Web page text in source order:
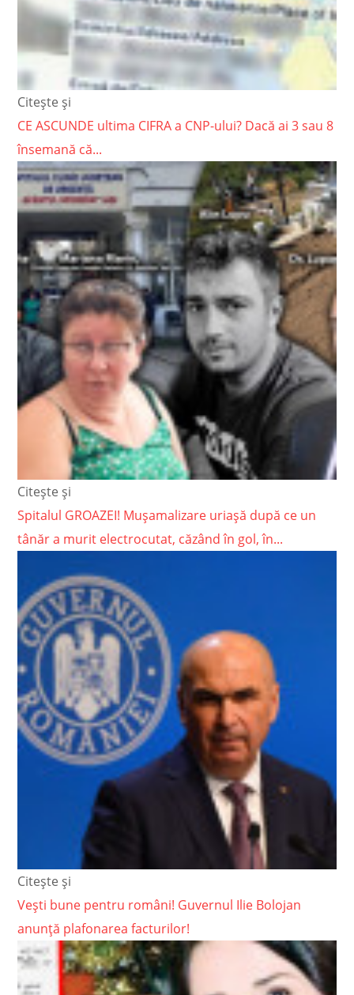
Citește și
CE ASCUNDE ultima CIFRA a CNP-ului? Dacă ai 3 sau 8
însemană că...
Citește și
Spitalul GROAZEI! Mușamalizare uriașă după ce un
tânăr a murit electrocutat, căzând în gol, în...
Citește și
Vești bune pentru români! Guvernul Ilie Bolojan
anunță plafonarea facturilor!